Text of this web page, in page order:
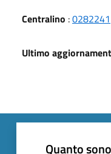
Centralino :0282241
Ultimo
Quanto